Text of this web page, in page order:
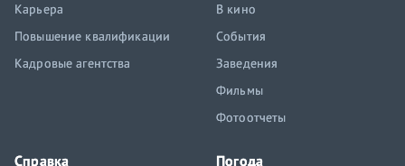
Карьера
Повышение квалификации
Кадровые агентства
В кино
События
Заведения
Фильмы
Фотоотчеты
Справка Погода